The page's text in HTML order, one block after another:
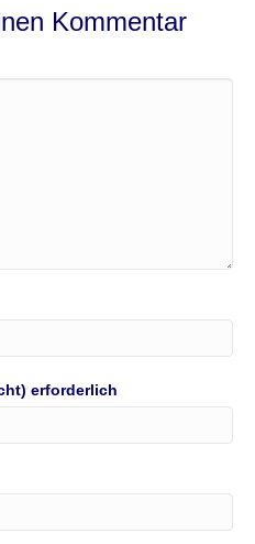
Kommentar
erforderlich